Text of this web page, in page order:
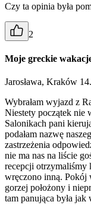
Czy ta opinia była
2
Moje greckie
Jarosława, Kraków
Wybrałam wyjazd z
Niestety początek nie
Salonikach pani
podałam nazwę
zastrzeżenia
nie ma nas na liście
recepcji otrzymaliśmy
wręczono inną. Pokój
gorzej położony i
tam panująca była